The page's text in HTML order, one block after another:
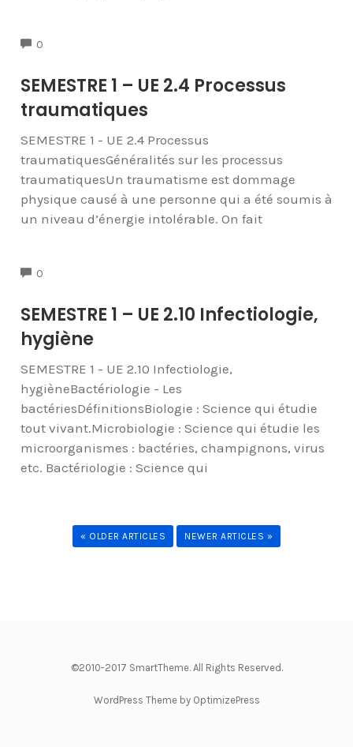
0
SEMESTRE 1 – UE 2.4 Processus
traumatiques
SEMESTRE 1 - UE 2.4 Processus
traumatiquesGénéralités sur les processus
traumatiquesUn traumatisme est dommage
physique causé à une personne qui a été soumis à
un niveau d’énergie intolérable. On fait
0
SEMESTRE 1 – UE 2.10 Infectiologie,
hygiène
SEMESTRE 1 - UE 2.10 Infectiologie,
hygièneBactériologie - Les
bactériesDéfinitionsBiologie : Science qui étudie
tout vivant.Microbiologie : Science qui étudie les
microorganismes : bactéries, champignons, virus
etc. Bactériologie : Science qui
« OLDER ARTICLES NEWER ARTICLES »
©2010-2017 SmartTheme. All Rights Reserved.
WordPress Theme by OptimizePress